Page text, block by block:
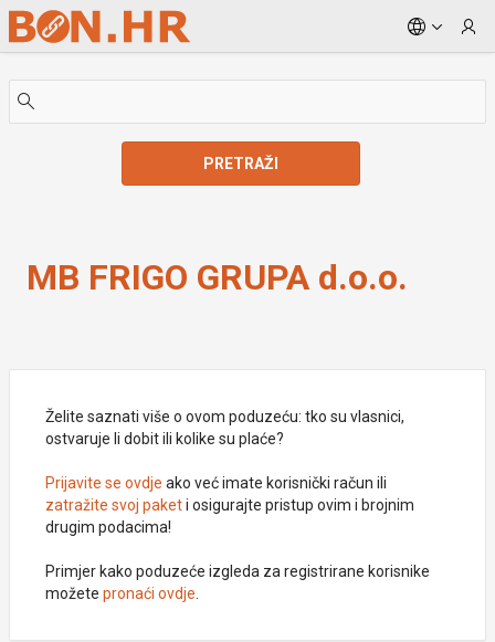
Skip to Main Content
PRETRAŽI
MB FRIGO GRUPA d.o.o.
Želite saznati više o ovom poduzeću: tko su vlasnici,
ostvaruje li dobit ili kolike su plaće?
Prijavite se ovdje ako već imate korisnički račun ili
zatražite svoj paketi osigurajte pristup ovim i brojnim
drugim podacima!
Primjer kako poduzeće izgleda za registrirane korisnike
možete pronaći ovdje